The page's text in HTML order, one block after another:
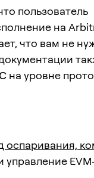
пользователь
на
что вам не
на уровне
оспаривания,
управление